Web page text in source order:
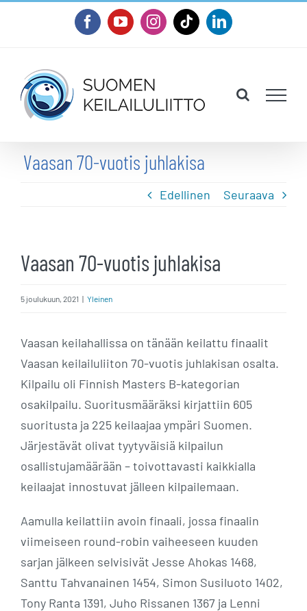
FacebookYouTubeInstagram
TiktokLinkedIn
Vaasan 70-vuotis juhlakisa
Edellinen Seuraava
Vaasan 70-vuotis juhlakisa
5 joulukuun, 2021 | Yleinen
Vaasan keilahallissa on tänään keilattu finaalit
Vaasan keilailuliiton 70-vuotis juhlakisan osalta.
Kilpailu oli Finnish Masters B-kategorian
osakilpailu. Suoritusmääräksi kirjattiin 605
suoritusta ja 225 keilaajaa ympäri Suomen.
Järjestävät olivat tyytyväisiä kilpailun
osallistujamäärään – toivottavasti kaikkialla
keilaajat innostuvat jälleen kilpailemaan.
Aamulla keilattiin avoin finaali, jossa finaalin
viimeiseen round-robin vaiheeseen kuuden
sarjan jälkeen selvisivät Jesse Ahokas 1468,
Santtu Tahvanainen 1454, Simon Susiluoto 1402,
Tony Ranta 1391, Juho Rissanen 1367 ja Lenni